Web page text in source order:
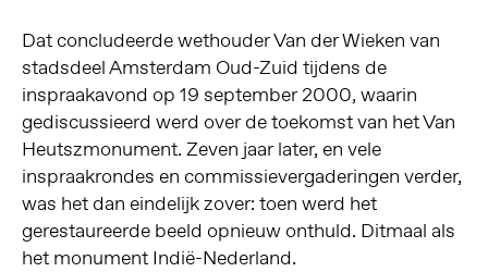
Dat concludeerde wethouder Van der Wieken van
stadsdeel Amsterdam Oud-Zuid tijdens de
inspraakavond op 19 september 2000, waarin
gediscussieerd werd over de toekomst van het Van
Heutszmonument. Zeven jaar later, en vele
inspraakrondes en commissievergaderingen verder,
was het dan eindelijk zover: toen werd het
gerestaureerde beeld opnieuw onthuld. Ditmaal als
het monument Indië-Nederland.